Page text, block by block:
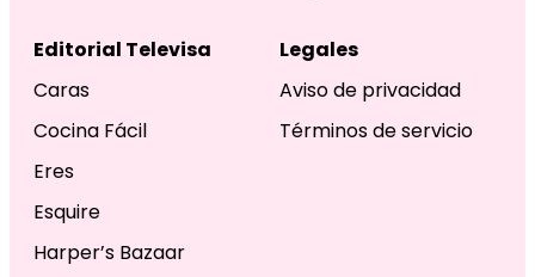
Editorial Televisa
Caras
Cocina Fácil
Eres
Esquire
Harper’s Bazaar
Legales
Aviso de privacidad
Términos de servicio